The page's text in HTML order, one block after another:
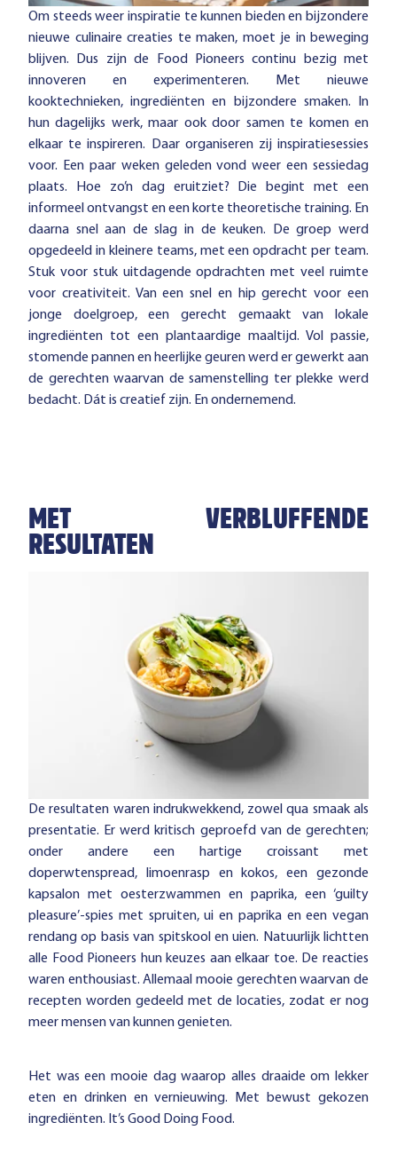
Om steeds weer inspiratie te kunnen bieden en bijzondere
nieuwe culinaire creaties te maken, moet je in beweging
blijven. Dus zijn de Food Pioneers continu bezig met
innoveren en experimenteren. Met nieuwe
kooktechnieken, ingrediënten en bijzondere smaken. In
hun dagelijks werk, maar ook door samen te komen en
elkaar te inspireren. Daar organiseren zij inspiratiesessies
voor. Een paar weken geleden vond weer een sessiedag
plaats. Hoe zo’n dag eruitziet? Die begint met een
informeel ontvangst en een korte theoretische training. En
daarna snel aan de slag in de keuken. De groep werd
opgedeeld in kleinere teams, met een opdracht per team.
Stuk voor stuk uitdagende opdrachten met veel ruimte
voor creativiteit. Van een snel en hip gerecht voor een
jonge doelgroep, een gerecht gemaakt van lokale
ingrediënten tot een plantaardige maaltijd. Vol passie,
stomende pannen en heerlijke geuren werd er gewerkt aan
de gerechten waarvan de samenstelling ter plekke werd
bedacht. Dát is creatief zijn. En ondernemend.
MET VERBLUFFENDE
RESULTATEN
De resultaten waren indrukwekkend, zowel qua smaak als
presentatie. Er werd kritisch geproefd van de gerechten;
onder andere een hartige croissant met
doperwtenspread, limoenrasp en kokos, een gezonde
kapsalon met oesterzwammen en paprika, een ‘guilty
pleasure’-spies met spruiten, ui en paprika en een vegan
rendang op basis van spitskool en uien. Natuurlijk lichtten
alle Food Pioneers hun keuzes aan elkaar toe. De reacties
waren enthousiast. Allemaal mooie gerechten waarvan de
recepten worden gedeeld met de locaties, zodat er nog
meer mensen van kunnen genieten.
Het was een mooie dag waarop alles draaide om lekker
eten en drinken en vernieuwing. Met bewust gekozen
ingrediënten. It’s Good Doing Food.